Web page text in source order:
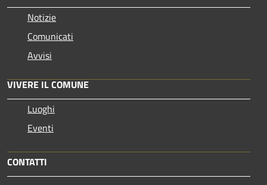
Notizie
Comunicati
Avvisi
VIVERE IL COMUNE
Luoghi
Eventi
CONTATTI